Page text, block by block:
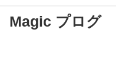
Magic プログ